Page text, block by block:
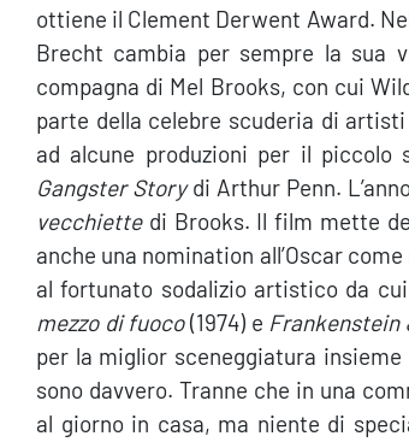
ottiene il Clement Derwent Award.
Brecht cambia per sempre la sua
compagna di Mel Brooks, con cui
parte della celebre scuderia di
ad alcune produzioni per il
Gangster Storydi Arthur Penn.
vecchiettedi Brooks. Il film mette
anche una nomination all’Oscar
al fortunato sodalizio artistico da
mezzo di fuoco(1974) e Frankenstein
per la miglior sceneggiatura
sono davvero. Tranne che in una
al giorno in casa, ma niente di